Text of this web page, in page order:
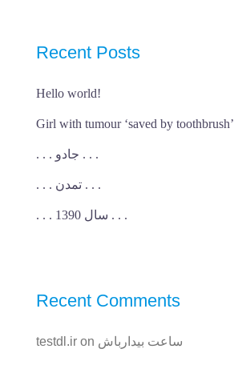
Recent Posts
Hello world!
Girl with tumour ‘saved by toothbrush’
. . . جادو . . .
. . . تمدن . . .
. . . سال 1390 . . .
Recent Comments
testdl.ir on ساعت بیدارباش